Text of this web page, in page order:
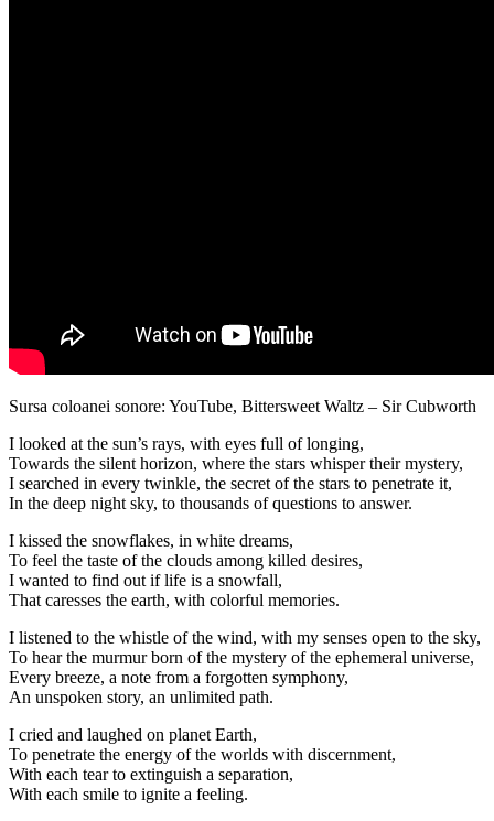
Sursa coloanei sonore: YouTube, Bittersweet Waltz – Sir Cubworth
I looked at the sun’s rays, with eyes full of longing,
Towards the silent horizon, where the stars whisper their mystery,
I searched in every twinkle, the secret of the stars to penetrate it,
In the deep night sky, to thousands of questions to answer.
I kissed the snowflakes, in white dreams,
To feel the taste of the clouds among killed desires,
I wanted to find out if life is a snowfall,
That caresses the earth, with colorful memories.
I listened to the whistle of the wind, with my senses open to the sky,
To hear the murmur born of the mystery of the ephemeral universe,
Every breeze, a note from a forgotten symphony,
An unspoken story, an unlimited path.
I cried and laughed on planet Earth,
To penetrate the energy of the worlds with discernment,
With each tear to extinguish a separation,
With each smile to ignite a feeling.